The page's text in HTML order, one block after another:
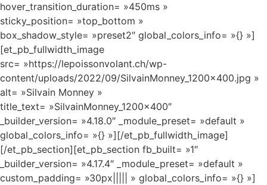
hover_transition_duration= »450ms »
sticky_position= »top_bottom »
box_shadow_style= »preset2″ global_colors_info= »{} »]
[et_pb_fullwidth_image
src= »https://lepoissonvolant.ch/wp-
content/uploads/2022/09/SilvainMonney_1200x400.jpg »
alt= »Silvain Monney »
title_text= »SilvainMonney_1200x400″
_builder_version= »4.18.0″ _module_preset= »default »
global_colors_info= »{} »][/et_pb_fullwidth_image]
[/et_pb_section][et_pb_section fb_built= »1″
_builder_version= »4.17.4″ _module_preset= »default »
custom_padding= »30px||||| » global_colors_info= »{} »]